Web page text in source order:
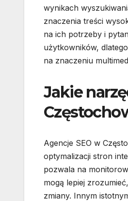
wynikach
znaczenia treści
na ich potrzeby i
użytkowników,
na znaczeniu
Jakie
Agencje SEO w
optymalizacji stron
pozwala na
mogą lepiej
zmiany. Innym